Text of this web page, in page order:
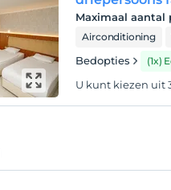
Maximaal aantal
Airconditioning
Bedopties (1x)
U kunt kiezen uit